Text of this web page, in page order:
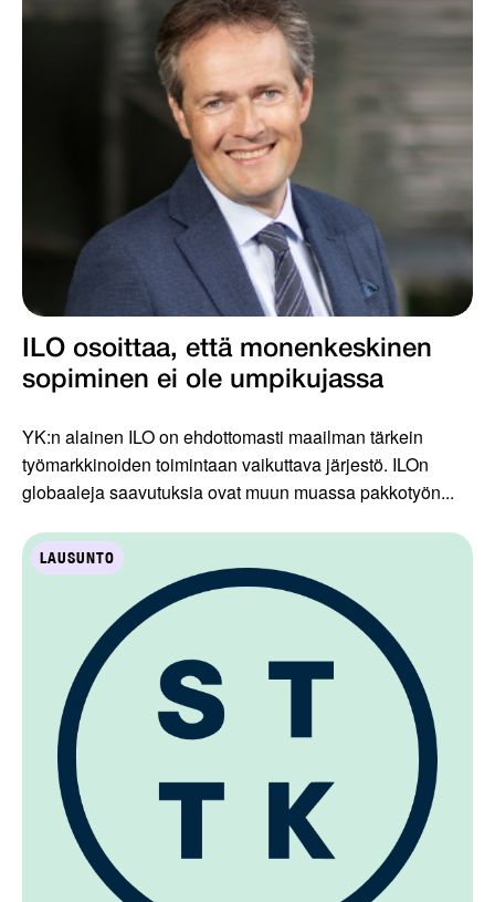
ILO osoittaa, että monenkeskinen
sopiminen ei ole umpikujassa
YK:n alainen ILO on ehdottomasti maailman tärkein
työmarkkinoiden toimintaan vaikuttava järjestö. ILOn
globaaleja saavutuksia ovat muun muassa pakkotyön...
LAUSUNTO